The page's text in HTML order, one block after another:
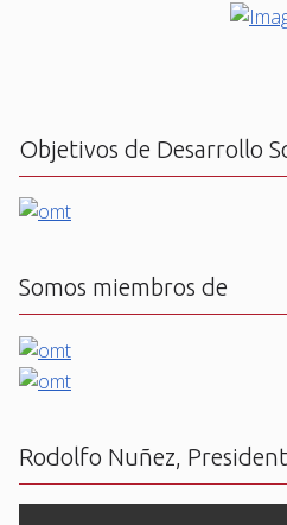
Objetivos de Desarrollo
Somos miembros de
Rodolfo Nuñez,